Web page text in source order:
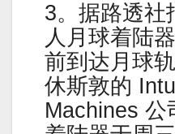
3。据路透社
人月球着陆
前到达月球
休斯敦的
Machines 公